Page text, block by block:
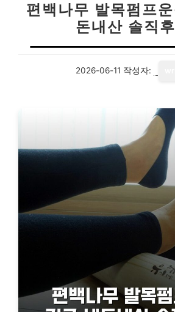
편백나무 발목펌프
돈내산 솔직
2026-06-11 작성자: